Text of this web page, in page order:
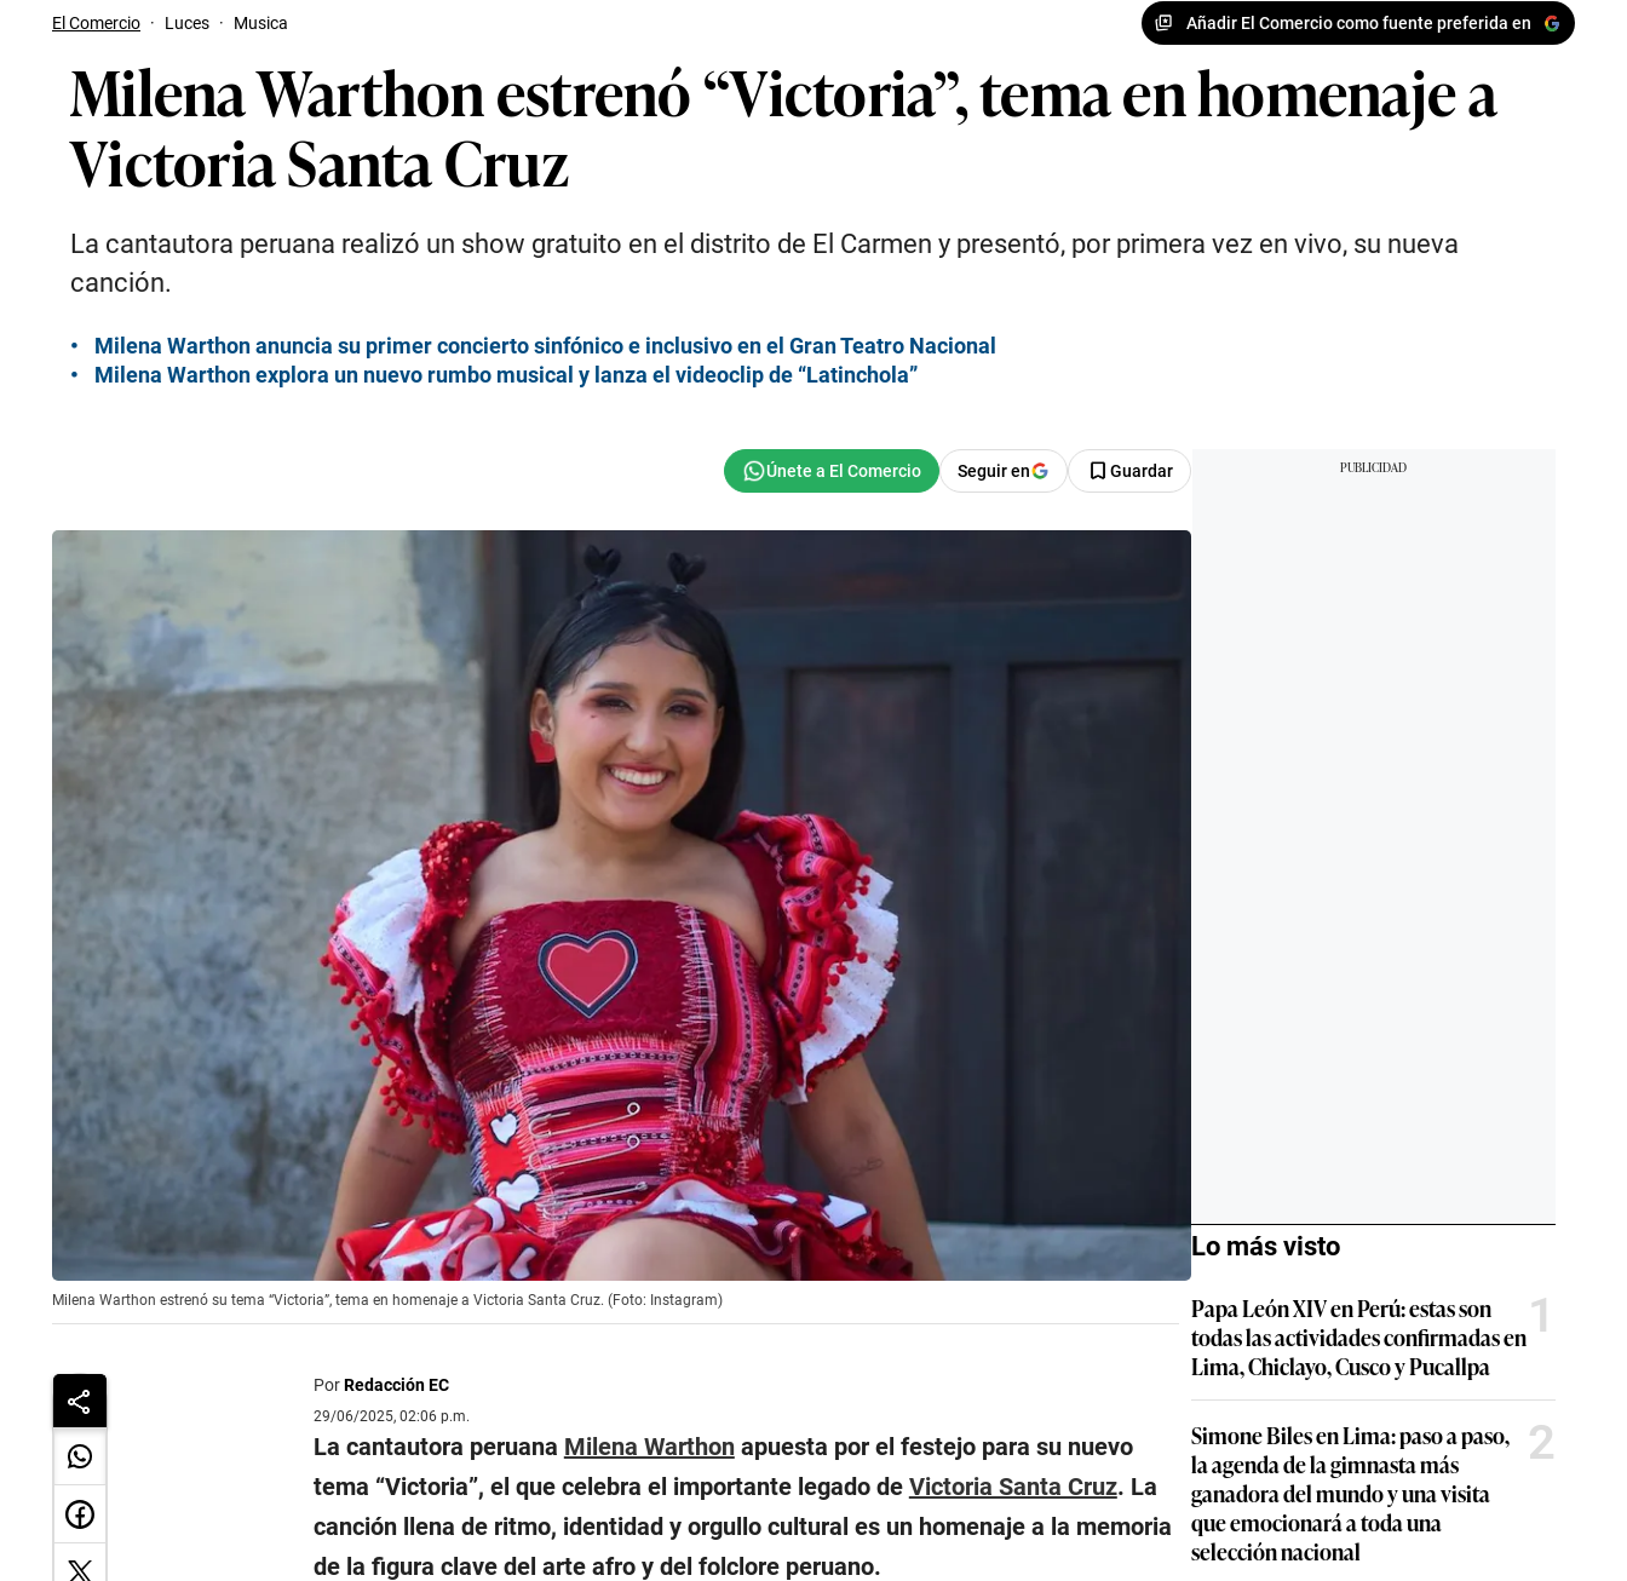
El Comercio · Luces · Musica Añadir El Comercio como fuente preferida en
Milena Warthon estrenó “Victoria”, tema en homenaje a
Victoria Santa Cruz
La cantautora peruana realizó un show gratuito en el distrito de El Carmen y presentó, por primera vez en vivo, su nueva
canción.
Milena Warthon anuncia su primer concierto sinfónico e inclusivo en el Gran Teatro Nacional
Milena Warthon explora un nuevo rumbo musical y lanza el videoclip de “Latinchola”
Seguir en Guardar
Milena Warthon estrenó su tema “Victoria”, tema en homenaje a Victoria Santa Cruz. (Foto: Instagram)
PorRedacción EC
29/06/2025, 02:06 p.m.
La cantautora peruana Milena Warthonapuesta por el festejo para su nuevo
tema “Victoria”, el que celebra el importante legado de Victoria Santa Cruz. La
canción llena de ritmo, identidad y orgullo cultural es un homenaje a la memoria
de la figura clave del arte afro y del folclore peruano.
Lo más visto
Papa León XIV en Perú: estas son
todas las actividades confirmadas en
Lima, Chiclayo, Cusco y Pucallpa
1
Simone Biles en Lima: paso a paso,
la agenda de la gimnasta más
ganadora del mundo y una visita
que emocionará a toda una
selección nacional
2